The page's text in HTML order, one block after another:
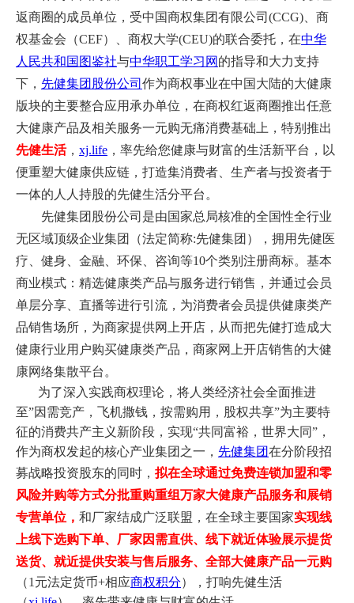
返商圈的成员单位，受中国商权集团有限公司(CCG)、商
权基金会（CEF）、商权大学(CEU)的联合委托，在中华
人民共和国图鉴社与中华职工学习网 的指导和大力支持
下， 先健集团股份公司 作为商权事业在中国大陆的大健康
版块的主要整合应用承办单位，在商权红返商圈推出任意
大健康产品及相关服务一元购无痛消费基础上，特别推出
先健生活， xj.life ，率先给您健康与财富的生活新平台，以
便重塑大健康供应链，打造集消费者、生产者与投资者于
一体的人人持股的先健生活分平台。
先健集团股份公司是由国家总局核准的全国性全行业
无区域顶级企业集团（法定简称:先健集团），拥用先健医
疗、健身、金融、环保、咨询等10个类别注册商标。 基本
商业模式：精选健康类产品与服务进行销售，并通过会员
单层分享、直播等进行引流，为消费者会员提供健康类产
品销售场所，为商家提供网上开店，从而把先健打造成大
健康行业用户购买健康类产品，商家网上开店销售的大健
康网络集散平台。
为了深入实践商权理论， 将人类经济社会全面推进
至”因需竞产，飞机撒钱，按需购用，股权共享”为主要特
征的消费共产主义新阶段，实现“共同富裕，世界大同”，
作为商权发起的核心产业集团之一， 先健集团在分阶段招
募战略投资股东的同时， 拟在全球通过免费连锁加盟和零
风险并购等方式分批重购重组万家大健康产品服务和展销
专营单位， 和厂家结成广泛联盟，在全球主要国家实现线
上线下选购下单、厂家因需直供、线下就近体验展示提货
送货、就近提供安装与售后服务、全部大健康产品一元购
（1元法定货币+相应商权积分），打响先健生活